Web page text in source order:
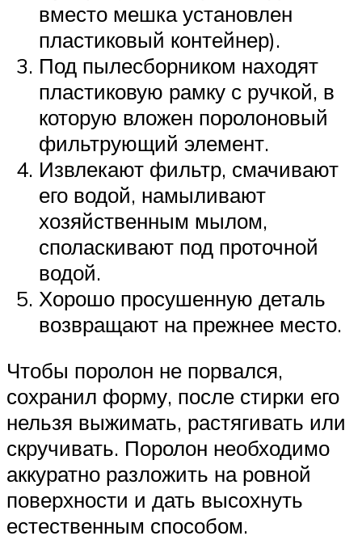
вместо мешка установлен
пластиковый контейнер).
Под пылесборником находят
пластиковую рамку с ручкой, в
которую вложен поролоновый
фильтрующий элемент.
Извлекают фильтр, смачивают
его водой, намыливают
хозяйственным мылом,
споласкивают под проточной
водой.
Хорошо просушенную деталь
возвращают на прежнее место.
Чтобы поролон не порвался,
сохранил форму, после стирки его
нельзя выжимать, растягивать или
скручивать. Поролон необходимо
аккуратно разложить на ровной
поверхности и дать высохнуть
естественным способом.